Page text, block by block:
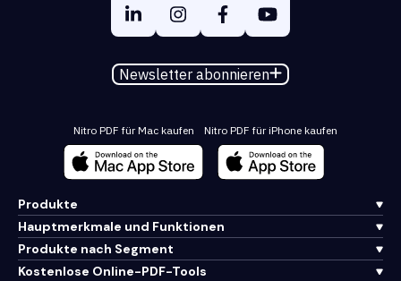
Newsletter abonnieren
Nitro PDF für Mac kaufen Nitro PDF für iPhone kaufen
Produkte
Hauptmerkmale und Funktionen
Produkte nach Segment
Kostenlose Online-PDF-Tools